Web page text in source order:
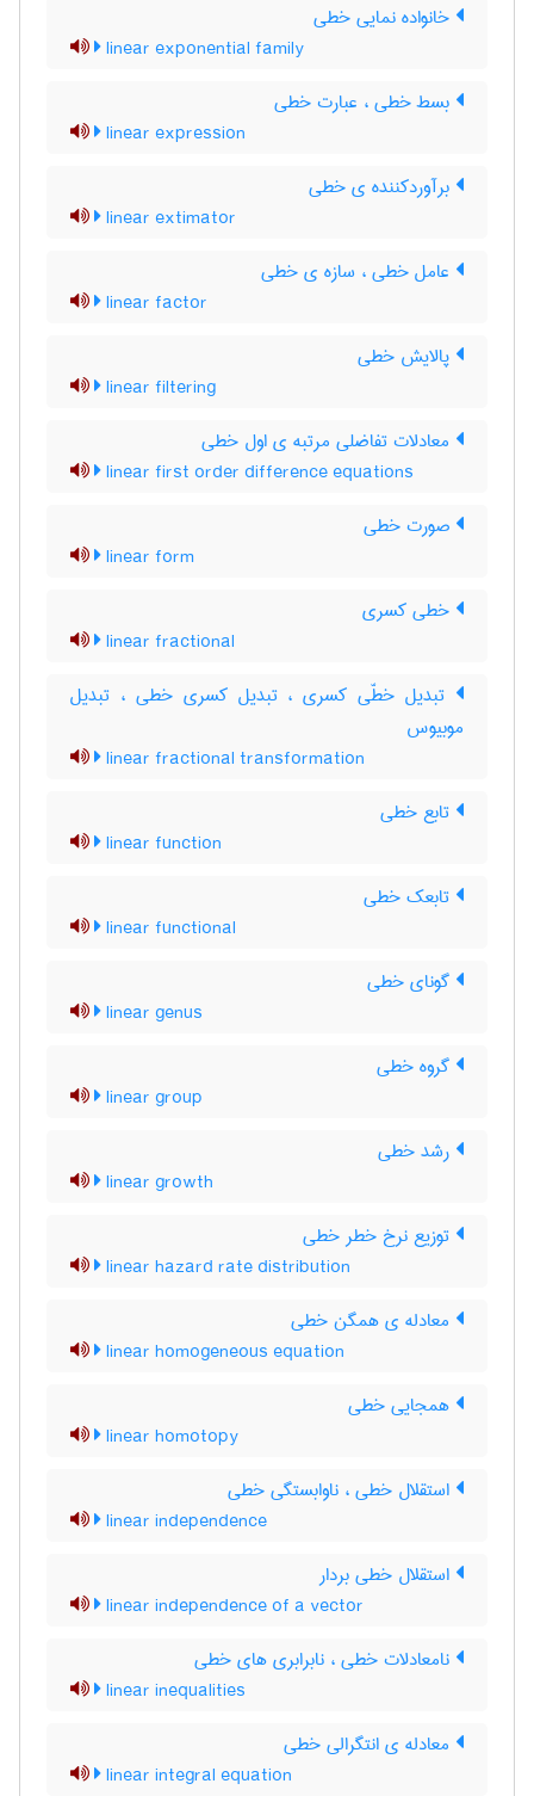
خانواده نمایی خطی
linear exponential family
بسط خطی ، عبارت خطی
linear expression
برآوردکننده ی خطی
linear extimator
عامل خطی ، سازه ی خطی
linear factor
پالایش خطی
linear filtering
معادلات تفاضلی مرتبه ی اول خطی
linear first order difference equations
صورت خطی
linear form
خطی کسری
linear fractional
تبدیل خطّی کسری ، تبدیل کسری خطی ، تبدیل
موبیوس
linear fractional transformation
تابع خطی
linear function
تابعک خطی
linear functional
گونای خطی
linear genus
گروه خطی
linear group
رشد خطی
linear growth
توزیع نرخ خطر خطی
linear hazard rate distribution
معادله ی همگن خطی
linear homogeneous equation
همجایی خطی
linear homotopy
استقلال خطی ، ناوابستگی خطی
linear independence
استقلال خطی بردار
linear independence of a vector
نامعادلات خطی ، نابرابری های خطی
linear inequalities
معادله ی انتگرالی خطی
linear integral equation